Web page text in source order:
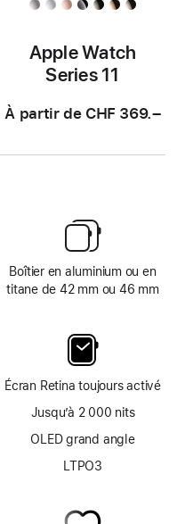
Apple Watch
Series 11
À partir de CHF 369.–
Boîtier en aluminium ou en
titane de 42 mm ou 46 mm
Écran Retina toujours activé
Jusqu’à 2 000 nits
OLED grand angle
LTPO3